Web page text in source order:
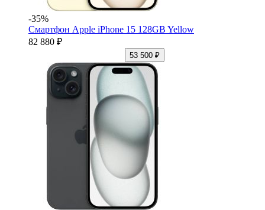
-35%
Смартфон Apple iPhone 15 128GB Yellow
82 880 ₽
53 500 ₽